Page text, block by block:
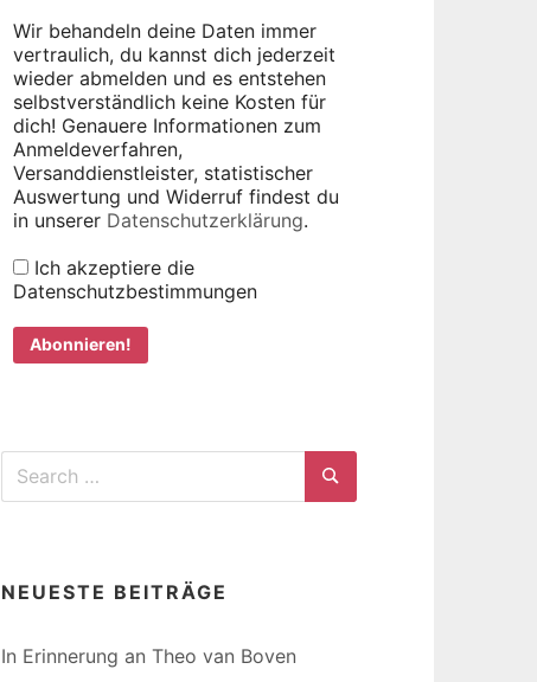
Wir behandeln deine Daten immer
vertraulich, du kannst dich jederzeit
wieder abmelden und es entstehen
selbstverständlich keine Kosten für
dich! Genauere Informationen zum
Anmeldeverfahren,
Versanddienstleister, statistischer
Auswertung und Widerruf findest du
in unserer Datenschutzerklärung.
Ich akzeptiere die
Datenschutzbestimmungen
Search
Search
NEUESTE BEITRÄGE
In Erinnerung an Theo van Boven